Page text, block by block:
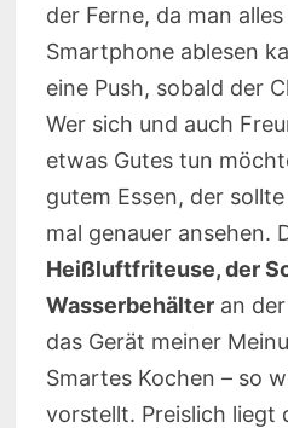
der Ferne, da man
Smartphone ablesen
eine Push, sobald der
Wer sich und auch
etwas Gutes tun
gutem Essen, der
mal genauer ansehen.
Heißluftfriteuse, der
Wasserbehälteran der
das Gerät meiner
Smartes Kochen – so
vorstellt. Preislich liegt